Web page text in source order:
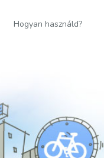
Hogyan használd?